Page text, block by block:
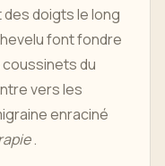
doigts le long
font fondre
coussinets du
vers les
enraciné
.